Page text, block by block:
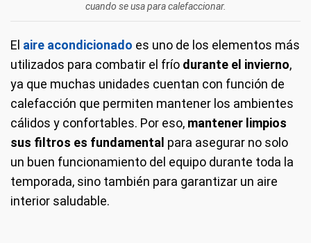
cuando se usa para calefaccionar.
El aire acondicionado es uno de los elementos más
utilizados para combatir el frío durante el invierno,
ya que muchas unidades cuentan con función de
calefacción que permiten mantener los ambientes
cálidos y confortables. Por eso, mantener limpios
sus filtros es fundamental para asegurar no solo
un buen funcionamiento del equipo durante toda la
temporada, sino también para garantizar un aire
interior saludable.